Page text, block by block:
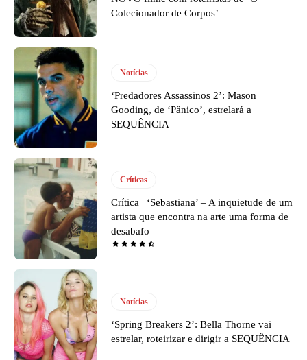
Colecionador de Corpos’
Notícias
‘Predadores Assassinos 2’: Mason
Gooding, de ‘Pânico’, estrelará a
SEQUÊNCIA
Críticas
Crítica | ‘Sebastiana’ – A inquietude de um
artista que encontra na arte uma forma de
desabafo
Notícias
‘Spring Breakers 2’: Bella Thorne vai
estrelar, roteirizar e dirigir a SEQUÊNCIA